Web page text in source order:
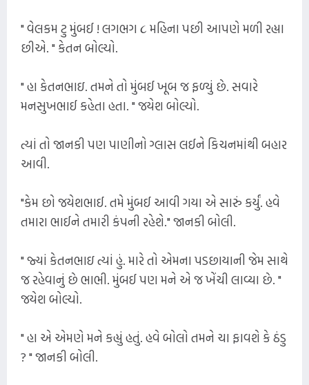
" વેલકમ ટુ મુંબઈ ! લગભગ ૮ મહિના પછી આપણે મળી રહ્યા
છીએ. " કેતન બોલ્યો.
" હા કેતનભાઇ. તમને તો મુંબઈ ખૂબ જ ફળ્યું છે. સવારે
મનસુખભાઈ કહેતા હતા. " જયેશ બોલ્યો.
ત્યાં તો જાનકી પણ પાણીનો ગ્લાસ લઈને કિચનમાંથી બહાર
આવી.
"કેમ છો જયેશભાઈ. તમે મુંબઈ આવી ગયા એ સારું કર્યું. હવે
તમારા ભાઈને તમારી કંપની રહેશે." જાનકી બોલી.
" જ્યાં કેતનભાઇ ત્યાં હું. મારે તો એમના પડછાયાની જેમ સાથે
જ રહેવાનું છે ભાભી. મુંબઈ પણ મને એ જ ખેંચી લાવ્યા છે. "
જયેશ બોલ્યો.
" હા એ એમણે મને કહ્યું હતું. હવે બોલો તમને ચા ફાવશે કે ઠંડુ
? " જાનકી બોલી.